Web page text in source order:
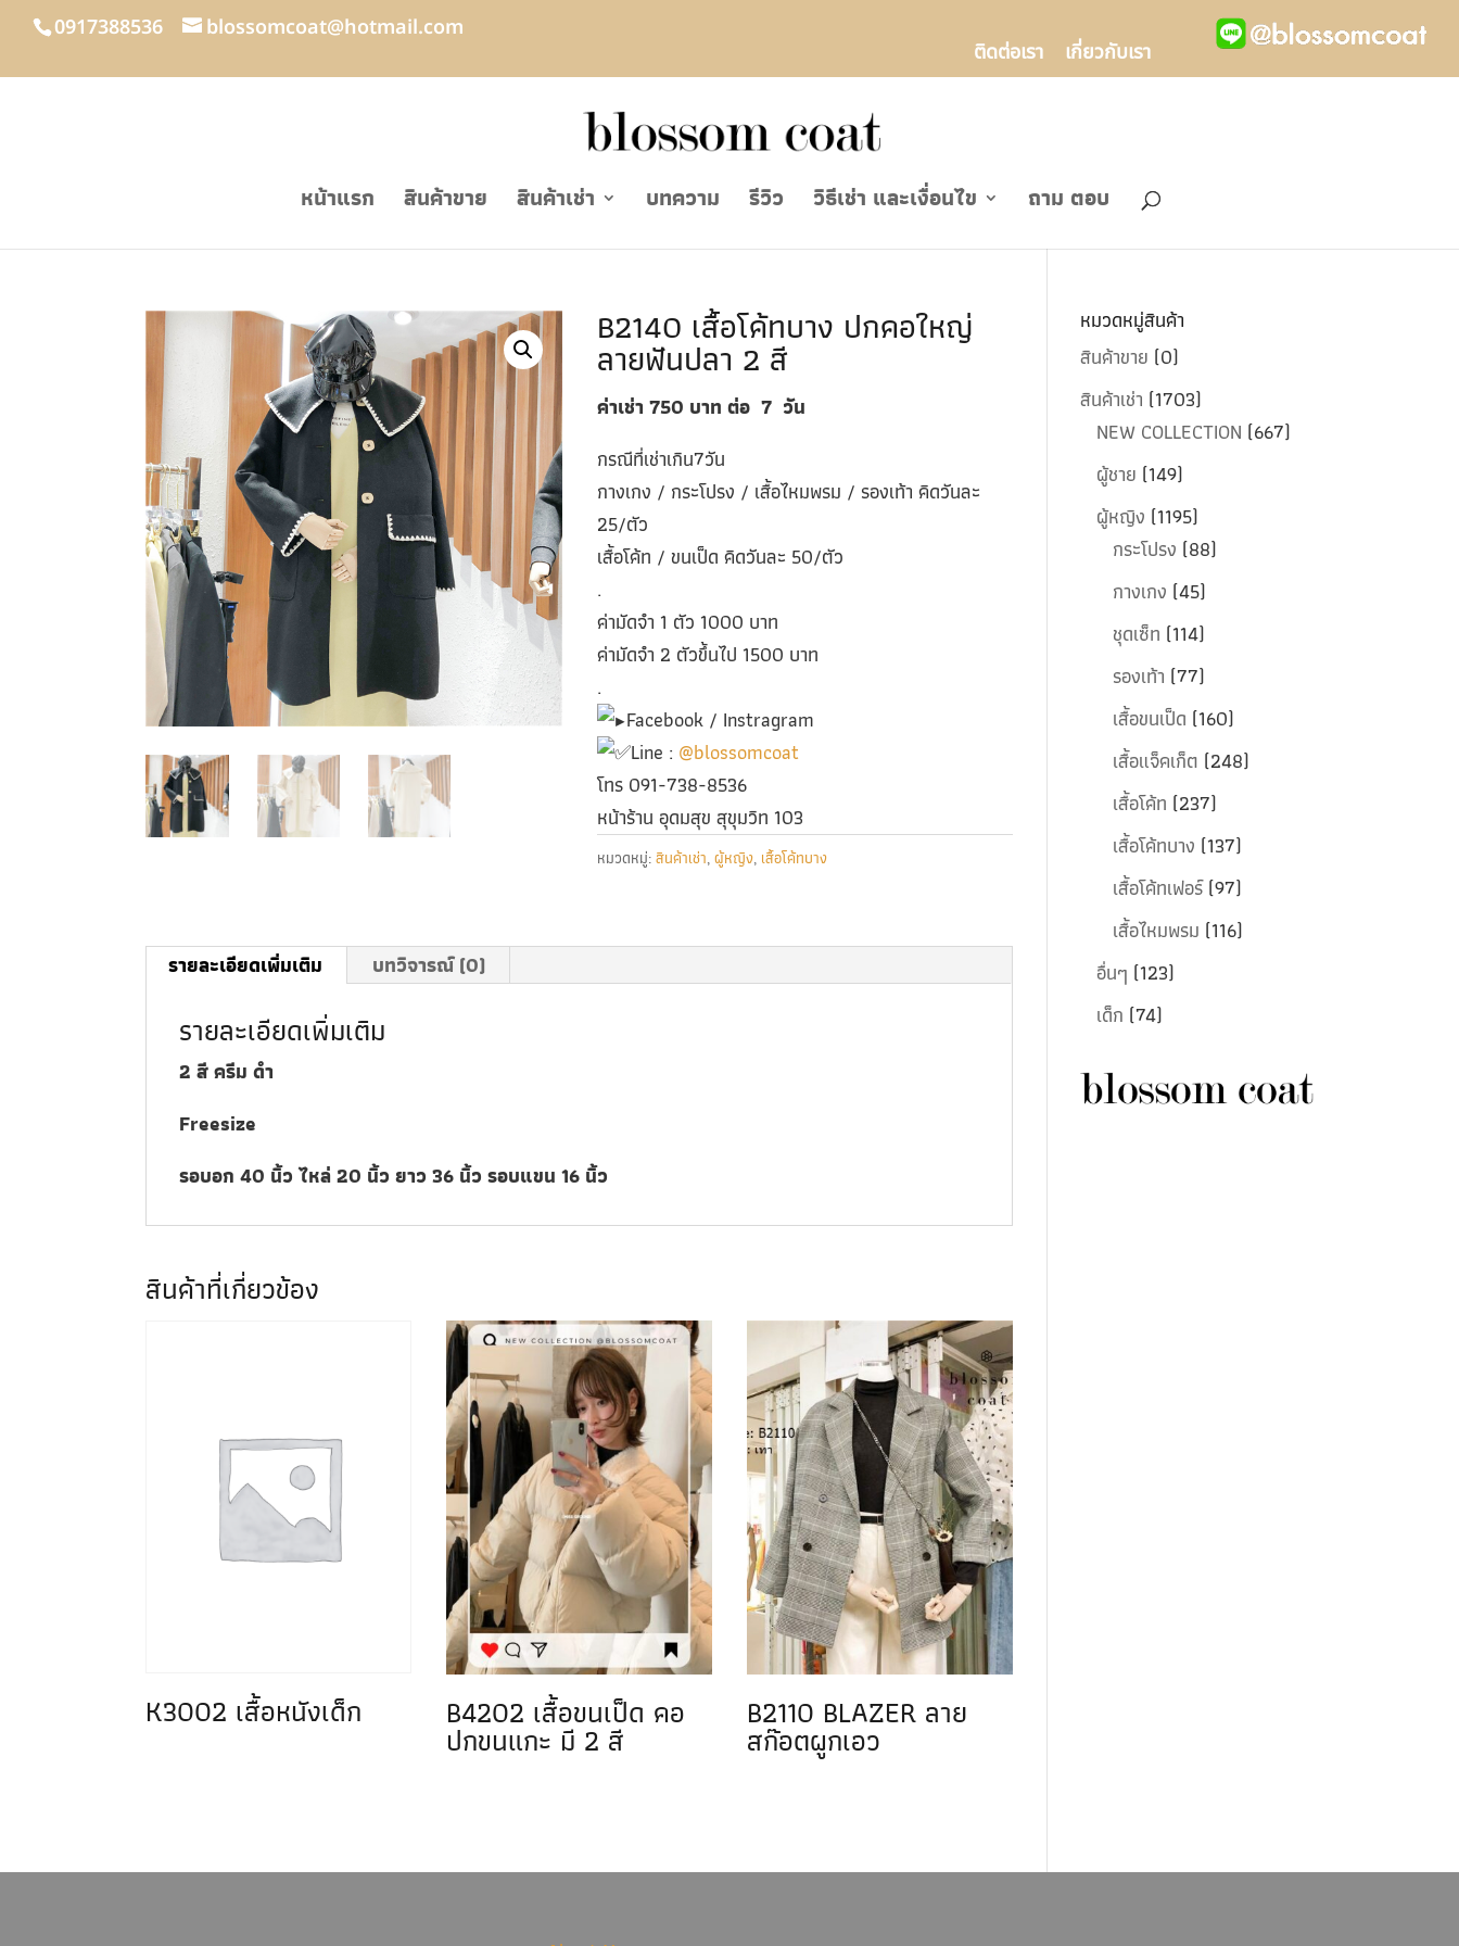
0917388536
blossomcoat@hotmail.com
ติดต่อเรา
เกี่ยวกับเรา
หน้าแรก สินค้าขาย สินค้าเช่า บทความ รีวิว วิธีเช่า และเงื่อนไข ถาม ตอบ
B2140 เสื้อโค้ทบาง ปกคอใหญ่
ลายฟันปลา 2 สี
ค่าเช่า 750 บาท ต่อ 7 วัน
กรณีที่เช่าเกิน7วัน
กางเกง / กระโปรง / เสื้อไหมพรม / รองเท้า คิดวันละ
25/ตัว
เสื้อโค้ท / ขนเป็ด คิดวันละ 50/ตัว
.
ค่ามัดจำ 1 ตัว 1000 บาท
ค่ามัดจำ 2 ตัวขึ้นไป 1500 บาท
.
Facebook / Instragram
Line : @blossomcoat
โทร 091-738-8536
หน้าร้าน อุดมสุข สุขุมวิท 103
หมวดหมู่:สินค้าเช่า,ผู้หญิง, เสื้อโค้ทบาง
รายละเอียดเพิ่มเติม บทวิจารณ์ (0)
รายละเอียดเพิ่มเติม
2 สี ครีม ดำ
Freesize
รอบอก 40 นิ้ว ไหล่ 20 นิ้ว ยาว 36 นิ้ว รอบแขน 16 นิ้ว
สินค้าที่เกี่ยวข้อง
K3002 เสื้อหนังเด็ก B4202 เสื้อขนเป็ด คอ
ปกขนแกะ มี 2 สี
B2110 BLAZER ลาย
สก๊อตผูกเอว
หมวดหมู่สินค้า
สินค้าขาย (0)
สินค้าเช่า (1703)
NEW COLLECTION (667)
ผู้ชาย (149)
ผู้หญิง (1195)
กระโปรง (88)
กางเกง (45)
ชุดเซ็ท (114)
รองเท้า (77)
เสื้อขนเป็ด (160)
เสื้อแจ็คเก็ต (248)
เสื้อโค้ท (237)
เสื้อโค้ทบาง (137)
เสื้อโค้ทเฟอร์ (97)
เสื้อไหมพรม (116)
อื่นๆ (123)
เด็ก (74)